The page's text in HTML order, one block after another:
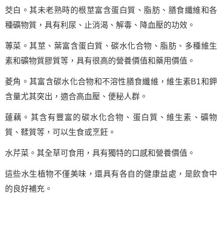
茭白。其未老熟時的根莖富含蛋白質、脂肪、膳食纖維和各
種礦物質，具有利尿、止消渴、解毒、降血壓的功效。
蓴菜。其莖、葉富含蛋白質、碳水化合物、脂肪、多種維生
素和礦物質膠質等，具有很高的營養價值和藥用價值。
菱角。其富含碳水化合物和不溶性膳食纖維，維生素B1和鉀
含量尤其突出，適合高血壓、便秘人群。
蓮藕。其含有豐富的碳水化合物、蛋白質、維生素、礦物
質、鞣質等，可以生食或烹飪。
水芹菜。其全草可食用，具有獨特的口感和營養價值。
這些水生植物不僅美味，還具有各自的健康益處，是飲食中
的良好補充。